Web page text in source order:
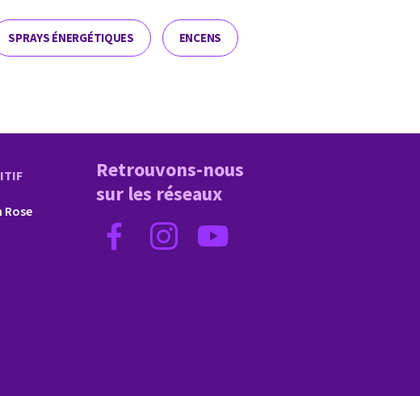
SPRAYS ÉNERGÉTIQUES ENCENS
Rose
Retrouvons-nous
sur les réseaux